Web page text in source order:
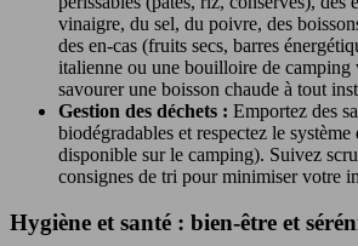
vinaigre, du sel, du poivre, des
des en-cas (fruits secs, barres
italienne ou une bouilloire de camping
savourer une boisson chaude à tout
Gestion des déchets : Emportez des
biodégradables et respectez le système
disponible sur le camping). Suivez
consignes de tri pour minimiser votre
Hygiène et santé : bien-être et